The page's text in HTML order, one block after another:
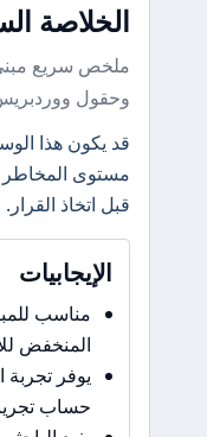
الخلاصة
ملخص سريع
وحقول
قد يكون هذا
مستوى المخاطر
قبل اتخاذ القرار.
الإيجابيات
مناسب
المنخفض
يوفر
حساب